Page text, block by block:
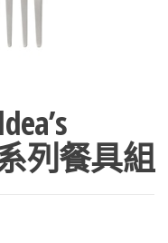
列餐具組